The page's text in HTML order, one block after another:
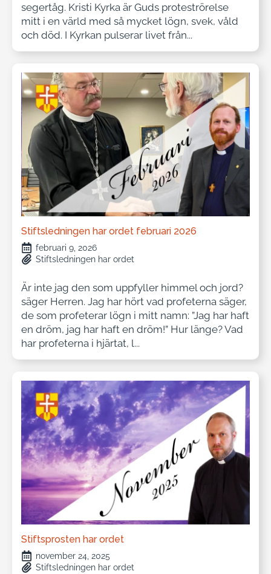
segertåg. Kristi Kyrka är Guds proteströrelse
mitt i en värld med så mycket lögn, svek, våld
och död. I Kyrkan pulserar livet från...
Stiftsledningen har ordet februari 2026
februari 9, 2026
Stiftsledningen har ordet
Är inte jag den som uppfyller himmel och jord?
säger Herren. Jag har hört vad profeterna säger,
de som profeterar lögn i mitt namn: ”Jag har haft
en dröm, jag har haft en dröm!” Hur länge? Vad
har profeterna i hjärtat, l...
Stiftsprosten har ordet
november 24, 2025
Stiftsledningen har ordet